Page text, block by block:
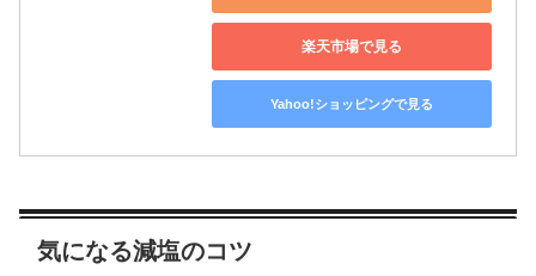
楽天市場で見る
Yahoo!ショッピングで見る
気になる減塩のコツ